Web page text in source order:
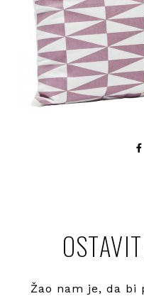
Žao nam je, da bi